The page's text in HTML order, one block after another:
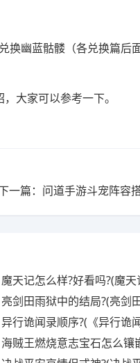
幽蓝骷髅（各兑换篇后面
大家可以参考一下。
一篇：问道手游斗宠阵容
魔天记怎么样?好看吗?(魔天记
亮剑田雨狱中的结局?(亮剑
异行诡闻录顺序?(《异行诡
海贼王燃烧意志宝石怎么镶嵌?(海贼王